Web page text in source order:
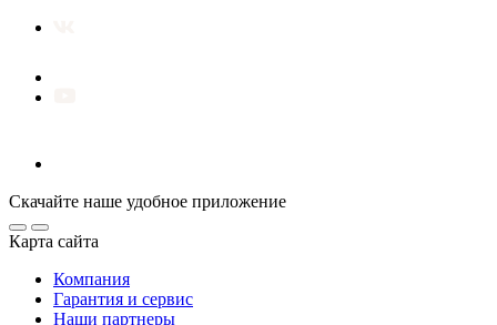
Скачайте наше удобное приложение
Карта сайта
Компания
Гарантия и сервис
Наши партнеры